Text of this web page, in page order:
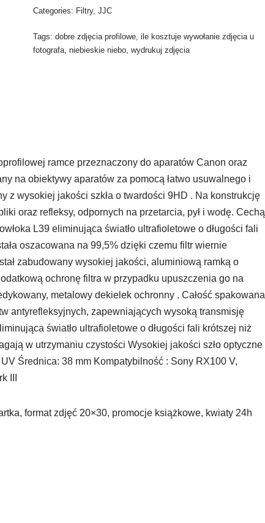
Categories: Filtry,JJC
Tags:dobre zdjęcia profilowe,ile kosztuje wywołanie zdjęcia u
fotografa,niebieskie niebo,wydrukuj zdjęcia
ramce przeznaczony do aparatów Canon oraz
na obiektywy aparatów za pomocą łatwo usuwalnego i
z wysokiej jakości szkła o twardości 9HD . Na konstrukcję
oraz refleksy, odpornych na przetarcia, pył i wodę. Cechą
L39 eliminująca światło ultrafioletowe o długości fali
oszacowana na 99,5% dzięki czemu filtr wiernie
zabudowany wysokiej jakości, aluminiową ramką o
ochronę filtra w przypadku upuszczenia go na
metalowy dekielek ochronny . Całość spakowana
antyrefleksyjnych, zapewniających wysoką transmisję
światło ultrafioletowe o długości fali krótszej niż
w utrzymaniu czystości Wysokiej jakości szło optyczne
Średnica: 38 mm Kompatybilność : Sony RX100 V,
III
format zdjęć 20×30, promocje książkowe, kwiaty 24h